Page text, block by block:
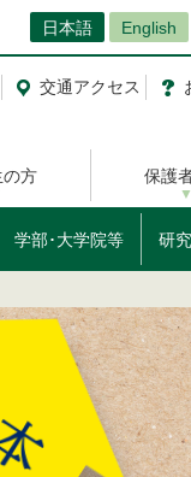
日本語 English
交通アクセス
の方 保護
学部･大学院等 研